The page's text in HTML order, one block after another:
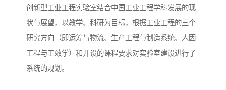
创新型工业工程实验室结合中国工业工程学科发展的现
状与展望，以教学、科研为目标，根据工业工程的三个
研究方向（即运筹与物流、生产工程与制造系统、人因
工程与工效学）和开设的课程要求对实验室建设进行了
系统的规划。